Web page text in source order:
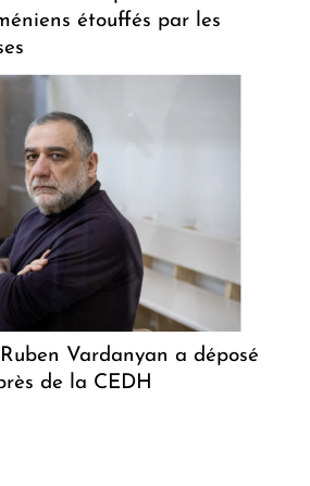
étouffés par les
Vardanyan a déposé
de la CEDH